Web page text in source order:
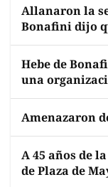
Allanaron la
Bonafini dijo
Hebe de
una
Amenazaron
A 45 años de
de Plaza de